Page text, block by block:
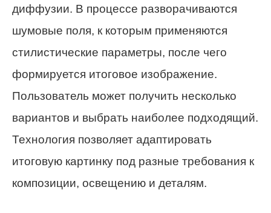
диффузии. В процессе разворачиваются
шумовые поля, к которым применяются
стилистические параметры, после чего
формируется итоговое изображение.
Пользователь может получить несколько
вариантов и выбрать наиболее подходящий.
Технология позволяет адаптировать
итоговую картинку под разные требования к
композиции, освещению и деталям.